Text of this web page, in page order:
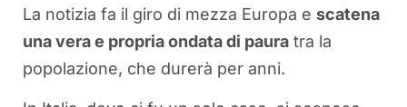
La notizia fa il giro di mezza Europa e scatena
una vera e propria ondata di paura tra la
popolazione, che durerà per anni.